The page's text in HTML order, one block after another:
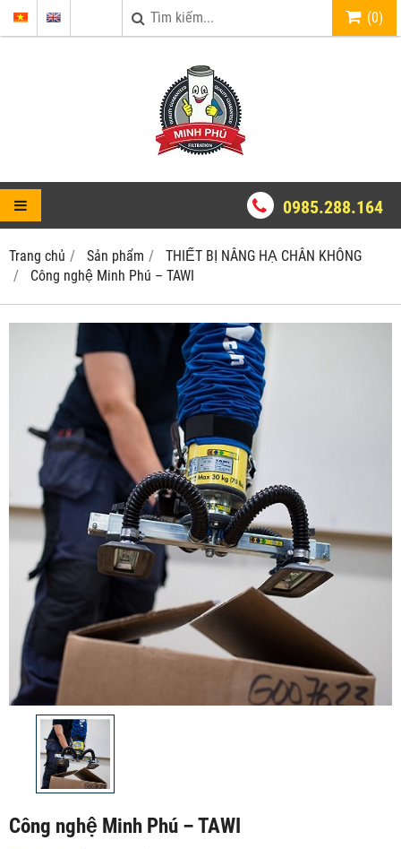
(0)
0985.288.164
Trang chủ Sản phẩm
THIẾT BỊ NÂNG HẠ CHÂN KHÔNG
Công nghệ Minh Phú – TAWI
Công nghệ Minh Phú – TAWI